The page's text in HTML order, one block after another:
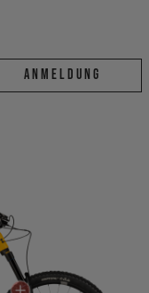
ANMELDUNG